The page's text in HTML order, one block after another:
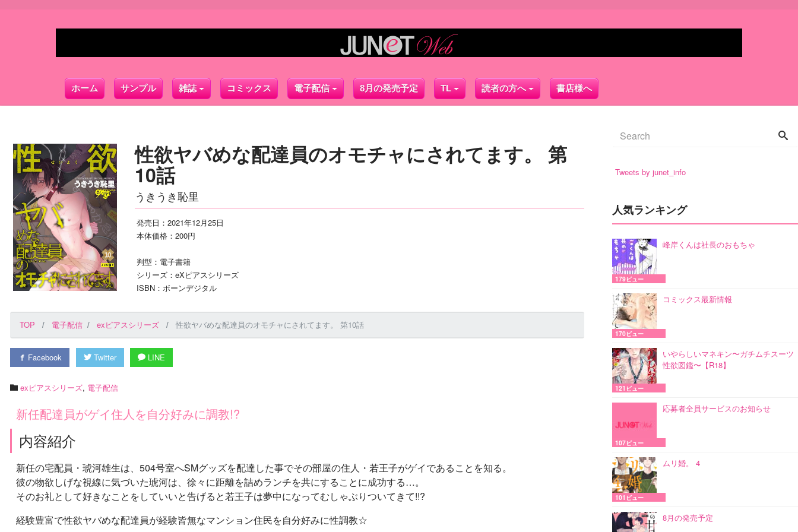
ホーム サンプル 雑誌 コミックス 電子配信 8月の発売予定 TL 読者の方へ 書店様へ
性欲ヤバめな配達員のオモチャにされてます。 第
10話
うきうき恥里
発売日：2021年12月25日
本体価格：200円
判型：電子書籍
シリーズ：eXピアスシリーズ
ISBN：ボーンデジタル
TOP 電子配信 exピアスシリーズ 性欲ヤバめな配達員のオモチャにされてます。 第10話
Facebook Twitter LINE
exピアスシリーズ, 電子配信
新任配達員がゲイ住人を自分好みに調教!?
内容紹介
新任の宅配員・琥河雄生は、504号室へSMグッズを配達した事でその部屋の住人・若王子がゲイであることを知る。
彼の物欲しげな視線に気づいた琥河は、徐々に距離を詰めランチを共にすることに成功する…。
そのお礼として好きなことをしていいと告げると若王子は夢中になってむしゃぶりついてきて!!?
経験豊富で性欲ヤバめな配達員が経験皆無なマンション住民を自分好みに性調教☆
Tweets by junet_info
人気ランキング
峰岸くんは社長のおもちゃ
179ビュー
コミックス最新情報
170ビュー
いやらしいマネキン〜ガチムチスーツ
性欲図鑑〜【R18】
121ビュー
応募者全員サービスのお知らせ
107ビュー
ムリ婚。 4
101ビュー
8月の発売予定